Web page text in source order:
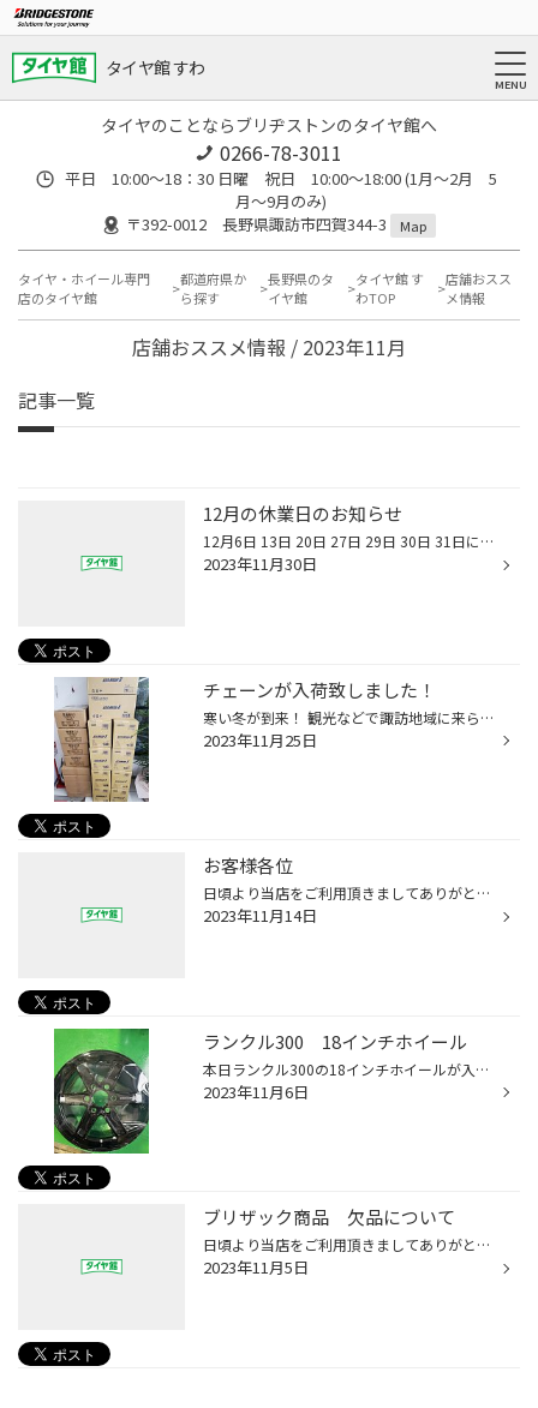
タイヤ館 すわ
タイヤのことならブリヂストンのタイヤ館へ
0266-78-3011
平日 10:00〜18：30 日曜 祝日 10:00〜18:00 (1月〜2月 5
月〜9月のみ)
〒392-0012 長野県諏訪市四賀344-3
Map
タイヤ・ホイール専門
店のタイヤ館
都道府県か
ら探す
長野県のタ
イヤ館
タイヤ館 す
わTOP
店舗おスス
メ情報
店舗おススメ情報 / 2023年11月
記事一覧
12月の休業日のお知らせ
12月6日 13日 20日 27日 29日 30日 31日になります。
2023年11月30日
チェーンが入荷致しました！
寒い冬が到来！ 観光などで諏訪地域に来られたお客様、突然の降雪でタイヤチェーンが必要な場合！ 当店へご連絡ください！ 布タイプ・金属タイプ・金属タイプ各種そろえてあります！
2023年11月25日
お客様各位
日頃より当店をご利用頂きましてありがとうございます。 諏訪地方で11/13に降雪がありました。 大変申し訳ありませんが、現状、タイヤ履き替え・ご来店のお客様対応で電話が繋がりにくくなっております。 少し時間を空けて頂き、おかけ直し頂けますと幸いです。 大変、申し訳ありませんがよろしくお...
2023年11月14日
ランクル300 18インチホイール
本日ランクル300の18インチホイールが入荷致しました。 キーラータクティクス ブラックです。 ブラックは非常に人気色で現在注文すると2024年1月と納期が長くなっています。 シルバー色はメーカー在庫ありますがせっかくなら好きな色のホイールを履かせたいですよね。 11/6現在、当店に1台分ブラッ...
2023年11月6日
ブリザック商品 欠品について
日頃より当店をご利用頂きましてありがとうございます。 現在、ブリザックシリーズの欠品が増えています。今季、ご購入予定のお客様はお早目のご予約をおすすめいたします。
2023年11月5日